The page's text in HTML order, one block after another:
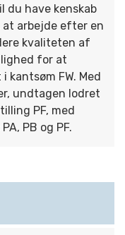
du have kenskab
arbejde efter en
kvaliteten af
for at
FW. Med
undtagen lodret
PF, med
PB og PF.